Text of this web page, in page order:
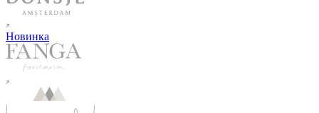
Новинка